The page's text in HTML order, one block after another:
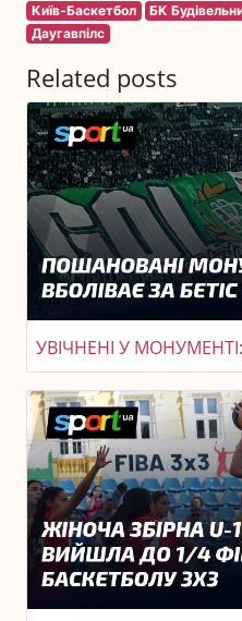
Київ-Баскетбол
БК
Даугавпілс
Related posts
УВІЧНЕНІ У